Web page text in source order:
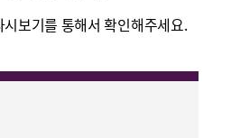
보기를 통해서 확인해주세요.